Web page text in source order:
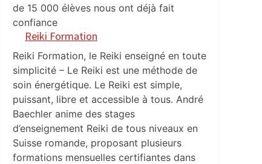
de 15 000 élèves nous ont déjà fait
confiance
Reiki Formation
Reiki Formation, le Reiki enseigné en toute
simplicité – Le Reiki est une méthode de
soin énergétique. Le Reiki est simple,
puissant, libre et accessible à tous. André
Baechler anime des stages
d’enseignement Reiki de tous niveaux en
Suisse romande, proposant plusieurs
formations mensuelles certifiantes dans